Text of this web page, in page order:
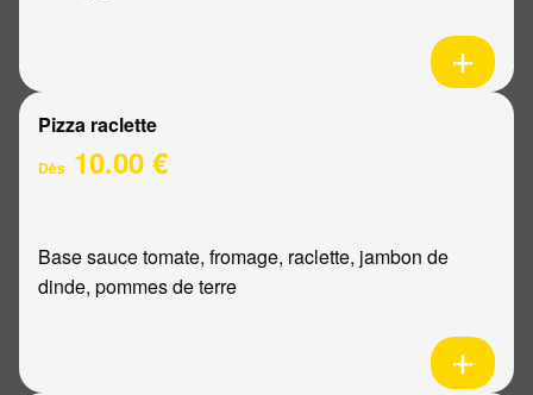
Pizza raclette
Dès 10.00 €
Base sauce tomate, fromage, raclette, jambon de
dinde, pommes de terre